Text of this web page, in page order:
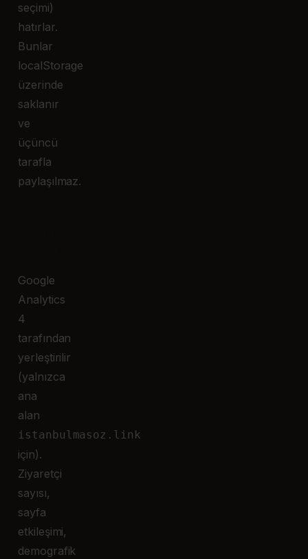
seçimi)
hatırlar.
Bunlar
localStorage
üzerinde
saklanır
ve
üçüncü
tarafla
paylaşılmaz.
Google
Analytics
4
tarafından
yerleştirilir
(yalnızca
ana
alan
istanbulmasoz.link
için).
Ziyaretçi
sayısı,
sayfa
etkileşimi,
demografik